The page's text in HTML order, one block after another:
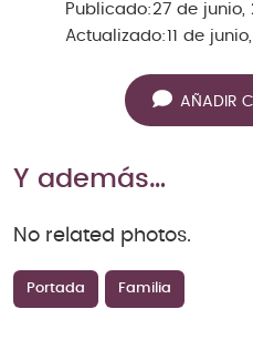
Publicado:27 de junio,
Actualizado:11 de
AÑADIR
Y además…
No related photos.
Portada Familia